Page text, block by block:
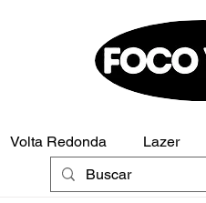
Volta Redonda Lazer